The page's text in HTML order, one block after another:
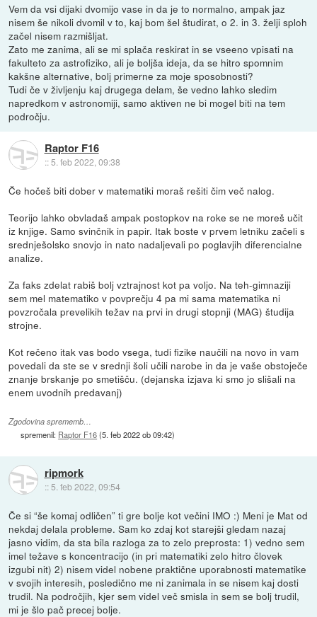
Vem da vsi dijaki dvomijo vase in da je to normalno, ampak jaz
nisem še nikoli dvomil v to, kaj bom šel študirat, o 2. in 3. želji sploh
začel nisem razmišljat.
Zato me zanima, ali se mi splača reskirat in se vseeno vpisati na
fakulteto za astrofiziko, ali je boljša ideja, da se hitro spomnim
kakšne alternative, bolj primerne za moje sposobnosti?
Tudi če v življenju kaj drugega delam, še vedno lahko sledim
napredkom v astronomiji, samo aktiven ne bi mogel biti na tem
področju.
Raptor F16
::5. feb 2022, 09:38
Če hočeš biti dober v matematiki moraš rešiti čim več nalog.
Teorijo lahko obvladaš ampak postopkov na roke se ne moreš učit
iz knjige. Samo svinčnik in papir. Itak boste v prvem letniku začeli s
srednješolsko snovjo in nato nadaljevali po poglavjih diferencialne
analize.
Za faks zdelat rabiš bolj vztrajnost kot pa voljo. Na teh-gimnaziji
sem mel matematiko v povprečju 4 pa mi sama matematika ni
povzročala prevelikih težav na prvi in drugi stopnji (MAG) študija
strojne.
Kot rečeno itak vas bodo vsega, tudi fizike naučili na novo in vam
povedali da ste se v srednji šoli učili narobe in da je vaše obstoječe
znanje brskanje po smetišču. (dejanska izjava ki smo jo slišali na
enem uvodnih predavanj)
Zgodovina sprememb…
spremenil: Raptor F16(5. feb 2022 ob 09:42)
ripmork
:: 5. feb 2022, 09:54
Če si “še komaj odličen” ti gre bolje kot večini IMO :) Meni je Mat od
nekdaj delala probleme. Sam ko zdaj kot starejši gledam nazaj
jasno vidim, da sta bila razloga za to zelo preprosta: 1) vedno sem
imel težave s koncentracijo (in pri matematiki zelo hitro človek
izgubi nit) 2) nisem videl nobene praktične uporabnosti matematike
v svojih interesih, posledično me ni zanimala in se nisem kaj dosti
trudil. Na področjih, kjer sem videl več smisla in sem se bolj trudil,
mi je šlo pač precej bolje.